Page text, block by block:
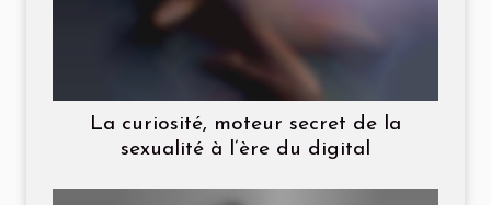
La curiosité, moteur secret de la
sexualité à l’ère du digital